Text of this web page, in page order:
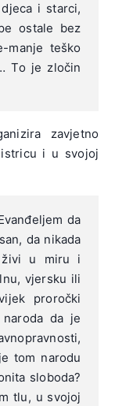
i starci,
ostale bez
manje teško
To je zločin
zavjetno
i u svojoj
da
da nikada
živi u miru i
vjersku ili
proročki
da je
tom narodu
sloboda?
tlu, u svojoj